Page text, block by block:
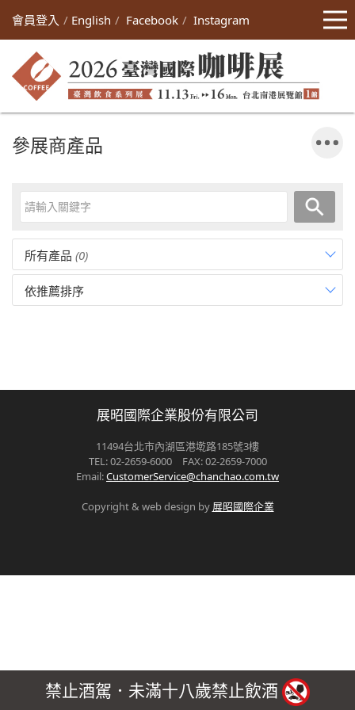
會員登入 English Facebook Instagram
參展商產品
所有產品 (0)
依推薦排序
展昭國際企業股份有限公司
11494台北市內湖區港墘路185號3樓
TEL: 02-2659-6000 FAX: 02-2659-7000
Email:CustomerService@chanchao.com.tw
Copyright & web design by 展昭國際企業
禁止酒駕．未滿十八歲禁止飲酒